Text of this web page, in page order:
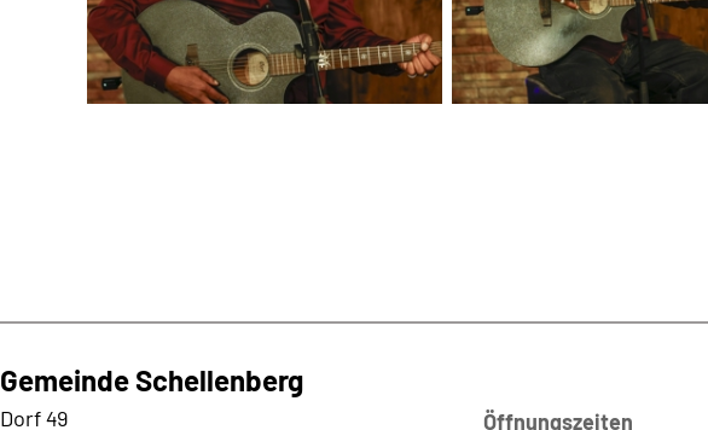
Gemeinde Schellenberg
Dorf 49 Öffnungszeiten